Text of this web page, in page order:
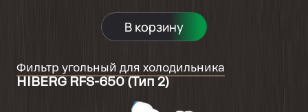
В корзину
Фильтр угольный для холодильника
HIBERG RFS-650 (Тип 2)